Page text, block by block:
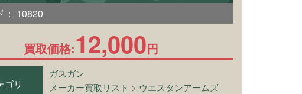
10820
買取価格:12,000円
ゴリ
ガスガン
メーカー買取リスト > ウエスタンアームズ